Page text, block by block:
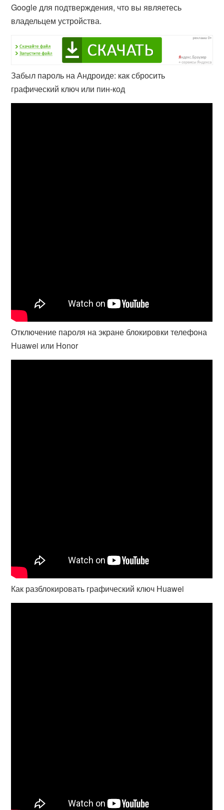
Google для подтверждения, что вы являетесь
владельцем устройства.
Забыл пароль на Андроиде: как сбросить
графический ключ или пин-код
Отключение пароля на экране блокировки телефона
Huawei или Honor
Как разблокировать графический ключ Huawei